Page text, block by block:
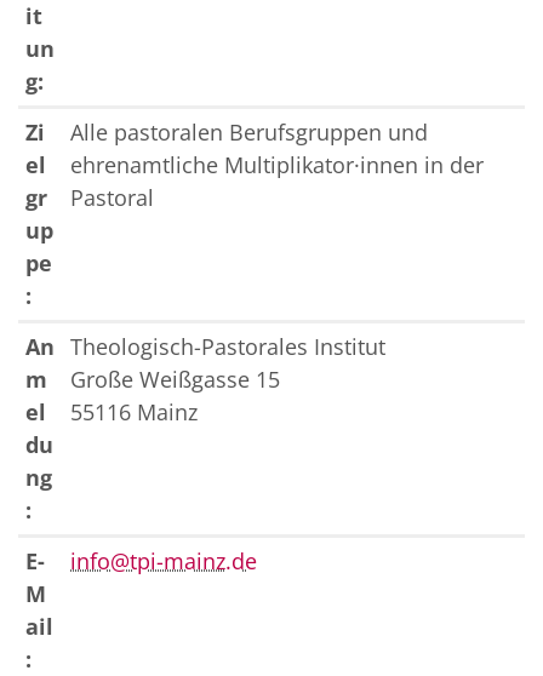
it
un
g:
Zi
el
gr
up
pe
:
Alle pastoralen Berufsgruppen und
ehrenamtliche Multiplikator·innen in der
Pastoral
An
m
el
du
ng
:
Theologisch-Pastorales Institut
Große Weißgasse 15
55116 Mainz
E-
M
ail
:
info@tpi-mainz.de